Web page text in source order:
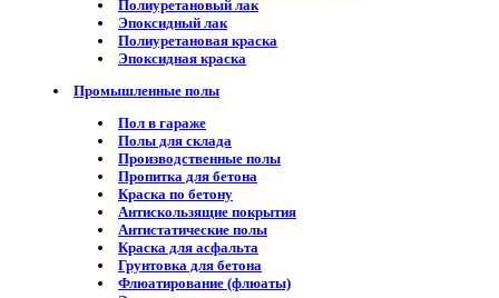
Полиуретановый лак
Эпоксидный лак
Полиуретановая краска
Эпоксидная краска
Промышленные полы
Пол в гараже
Полы для склада
Производственные полы
Пропитка для бетона
Краска по бетону
Антискользящие покрытия
Антистатические полы
Краска для асфальта
Грунтовка для бетона
Флюатирование (флюаты)